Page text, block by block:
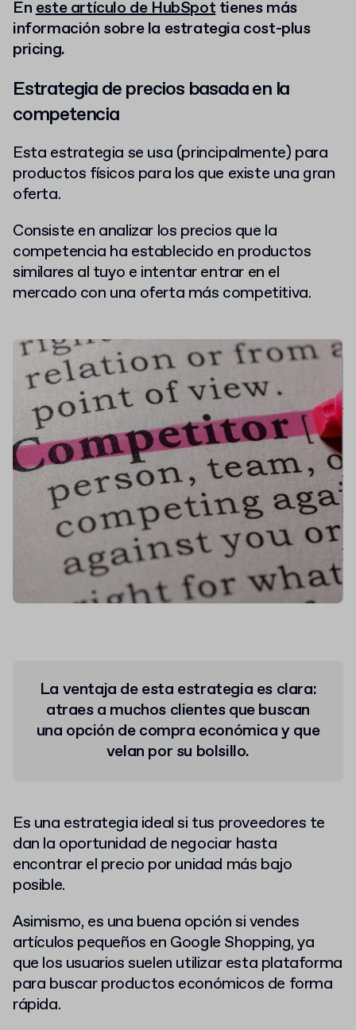
Eneste artículo de HubSpottienes más
información sobre la estrategia cost-plus
pricing.
Estrategia de precios basada en la
competencia
Esta estrategia se usa (principalmente) para
productos físicos para los que existe una gran
oferta.
Consiste en analizar los precios que la
competencia ha establecido en productos
similares al tuyo e intentar entrar en el
mercado con una oferta más competitiva.
La ventaja de esta estrategia es clara:
atraes a muchos clientes que buscan
una opción de compra económica y que
velan por su bolsillo.
Es una estrategia ideal si tus proveedores te
dan la oportunidad de negociar hasta
encontrar el precio por unidad más bajo
posible.
Asimismo, es una buena opción si vendes
artículos pequeños en Google Shopping, ya
que los usuarios suelen utilizar esta plataforma
para buscar productos económicos de forma
rápida.